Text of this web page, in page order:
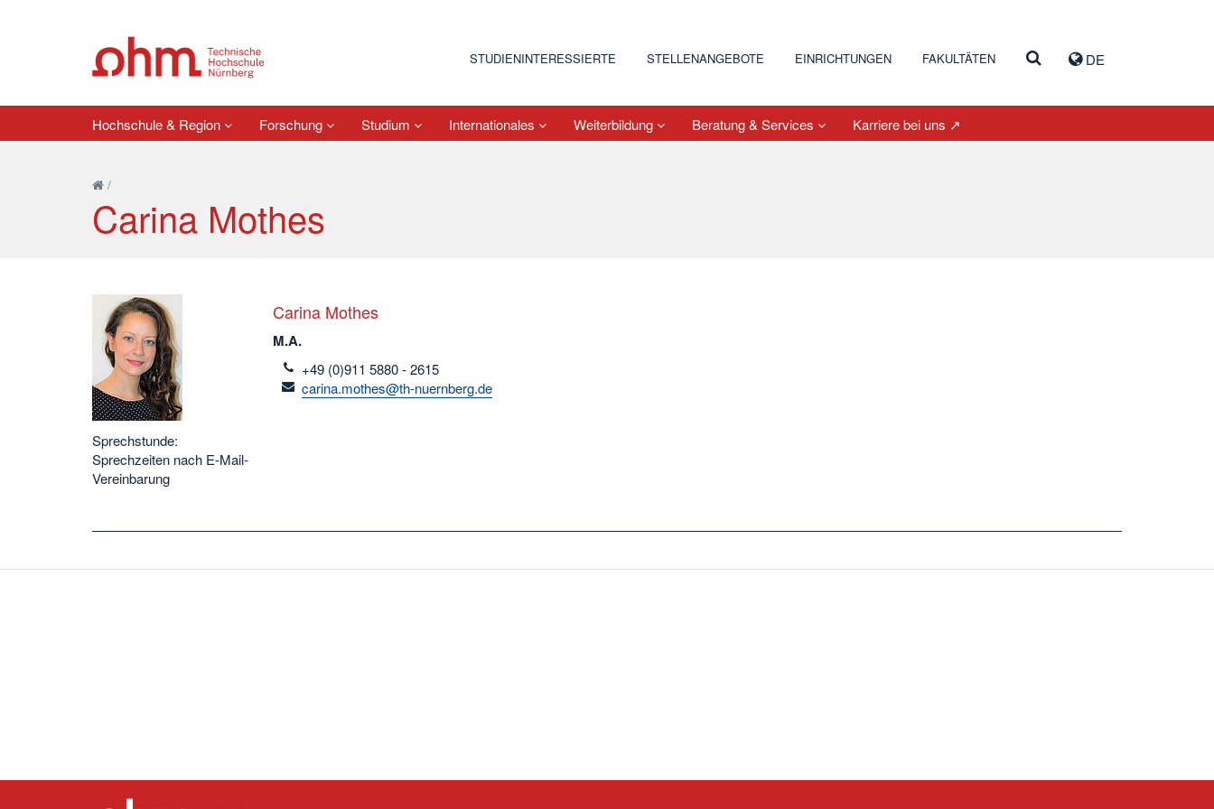
DE
STUDIENINTERESSIERTE STELLENANGEBOTE EINRICHTUNGEN FAKULTÄTEN
Hochschule & Region Forschung Studium Internationales Weiterbildung Beratung & Services Karriere bei uns ↗
/
Carina Mothes
Sprechstunde:
Sprechzeiten nach E-Mail-
Vereinbarung
Carina Mothes
M.A.
telefon
+49 (0)911 5880 - 2615
email
carina.mothes@th-nuernberg.de